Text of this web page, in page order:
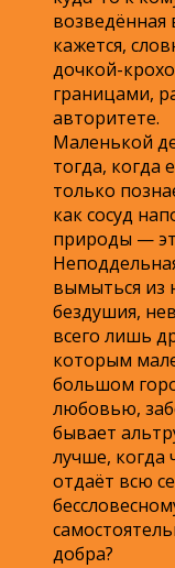
возведённая
кажется,
дочкой-
границами,
авторитете.
Маленькой
тогда, когда
только
как сосуд
природы —
вымыться из
бездушия,
всего лишь
которым
большом
любовью,
бывает
лучше, когда
отдаёт всю
добра?